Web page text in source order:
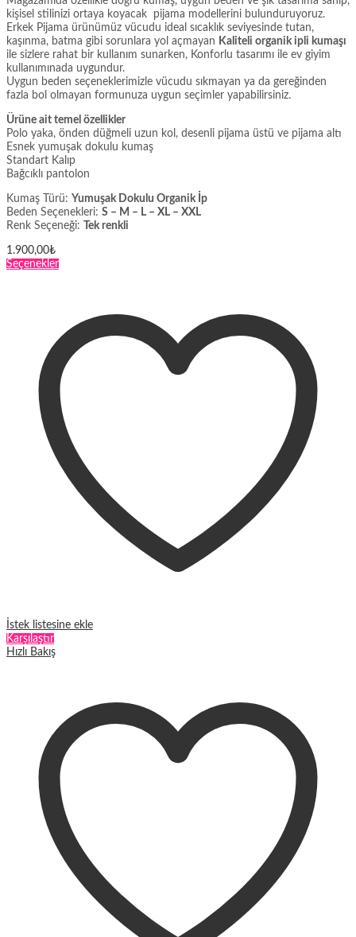
kişisel stilinizi ortaya koyacak pijama modellerini bulunduruyoruz.
Erkek Pijama ürünümüz vücudu ideal sıcaklık seviyesinde tutan,
kaşınma, batma gibi sorunlara yol açmayan Kaliteli organik ipli kumaşı
ile sizlere rahat bir kullanım sunarken, Konforlu tasarımı ile ev giyim
kullanımınada uygundur.
Uygun beden seçeneklerimizle vücudu sıkmayan ya da gereğinden
fazla bol olmayan formunuza uygun seçimler yapabilirsiniz.
Ürüne ait temel özellikler
Polo yaka, önden düğmeli uzun kol, desenli pijama üstü ve pijama altı
Esnek yumuşak dokulu kumaş
Standart Kalıp
Bağcıklı pantolon
Kumaş Türü: Yumuşak Dokulu Organik İp
Beden Seçenekleri: S – M – L – XL – XXL
Renk Seçeneği:
Tek renkli
1.900,00₺
SeçeneklerBu
varyasyonu
var.
Seçenekler
ürün
sayfasından
seçilebilir
İstek listesine ekle
Karşılaştır
Hızlı Bakış